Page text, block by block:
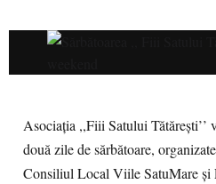
Asociația ,,FiiiSatuluiTătărești’’
douăziledesărbătoare, organizate
ConsiliulLocalViileSatuMareși